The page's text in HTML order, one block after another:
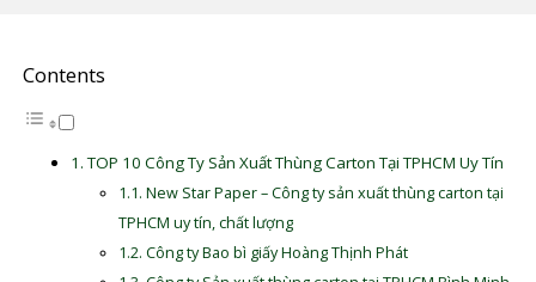
Contents
TOP 10 Công Ty Sản Xuất Thùng Carton Tại TPHCM Uy Tín
New Star Paper – Công ty sản xuất thùng carton tại
TPHCM uy tín, chất lượng
Công ty Bao bì giấy Hoàng Thịnh Phát